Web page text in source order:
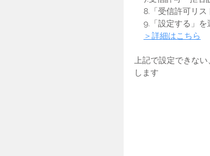
8.「受信許可リ
9.「設定する
＞詳細はこちら
上記で設定できな
します